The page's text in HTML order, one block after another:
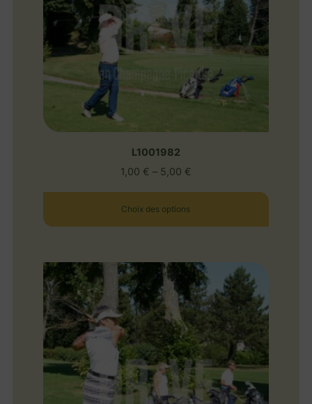
L1001982
1,00 € – 5,00 €
Choix des options